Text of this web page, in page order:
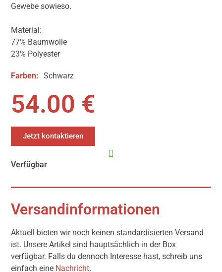
Gewebe sowieso.
Material:
77% Baumwolle
23% Polyester
Farben: Schwarz
54.00 €
Jetzt kontaktieren
Verfügbar
Versandinformationen
Aktuell bieten wir noch keinen standardisierten Versand
ist. Unsere Artikel sind hauptsächlich in der Box
verfügbar. Falls du dennoch Interesse hast, schreib uns
einfach eine Nachricht.